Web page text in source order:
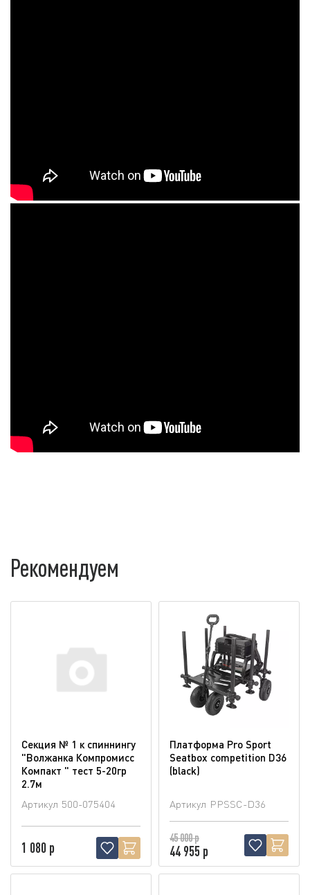
Рекомендуем
Секция № 1 к спиннингу
"Волжанка Компромисс
Компакт " тест 5-20гр
2.7м
Артикул 500-075404
1 080 р
Платформа Pro Sport
Seatbox competition D36
(blaсk)
Артикул PPSSC-D36
45 000 р
44 955 р